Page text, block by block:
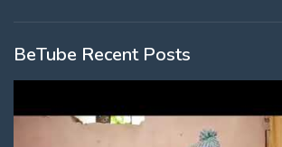
BeTube Recent Posts